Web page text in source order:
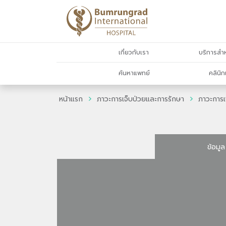
เกี่ยวกับเรา บริการส
ค้นหาแพทย์ คลินิก
หน้าแรก ภาวะการเจ็บป่วยและการรักษา ภาวะกา
ข้อมูล